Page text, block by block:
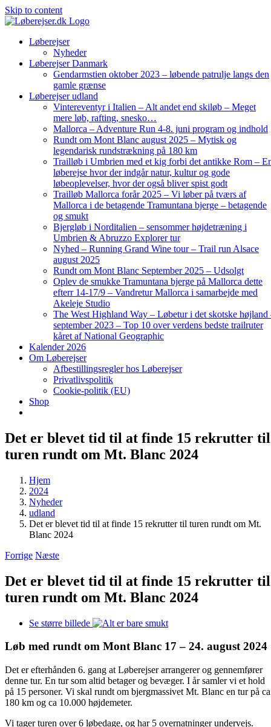
Skip to content
Løberejser
Nyheder
Løberejser Danmark
Gendarmstien oktober 2023 – løbende patrulje langs den
gamle grænse
Løberejser udland
Vintereventyr i Italien – Alt andet end skiløb – Meget
mere løb, rafting, snesko…
Mallorca – Adventure Run 4-8. juni program og indhold
Rundt om Mont Blanc august 2025 – Mytisk og
legendarisk rundstrækning på 180 km
Trailløb i Umbrien med et kig forbi det antikke Rom –
løberejse hvor der indgår natur, kultur og gode
løbeoplevelser, hvor der også bliver spist godt
Trailløb Mallorca forår 2025 – Vi løber på tværs af
Mallorca i de betagende Tramuntana bjerge – betagende
og smukt
Bjergløb i Norditalien – sensommer højdetræning i
Umbrien & Abruzzo Explorer tur
Nyhed – Running Grand Wine tour – Trail run Alsace
august 2025
Rundt om Mont Blanc September 2025 – Udsolgt
Oplev de smukke Tramuntana bjerge på Mallorca dette
efterr 14-17/9 – Vandretur Mallorca i samarbejde med
Akeleje Studio
The West Highland Way – Løbetur i det skotske højland
september 2023 – Top 10 over verdens bedste trailruter
kåret af National Geographic
Kalender 2026
Om Løberejser
Afbestillingsregler hos Løberejser
Privatlivspolitik
Cookie-politik (EU)
Shop
Det er blevet tid til at finde 15 rekrutter til
turen rundt om Mt. Blanc 2024
Hjem
2024
Nyheder
udland
Det er blevet tid til at finde 15 rekrutter til turen rundt om Mt.
Blanc 2024
Forrige Næste
Det er blevet tid til at finde 15 rekrutter til
turen rundt om Mt. Blanc 2024
Se større billede
Løb med rundt om Mont Blanc 17 – 24. august 2024
Det er efterhånden 6. gang at Løberejser arrangerer og gennemfører
denne tur. En tur som altid betager og bevæger. I år samler vi et hold
på 15 personer. Vi skal rundt om bjergmassivet Mt. Blanc en tur på ca
180 km og ca 10.000 højdemeter.
Vi tager turen over 6 løbedage, og har 5 overnatninger undervejs.